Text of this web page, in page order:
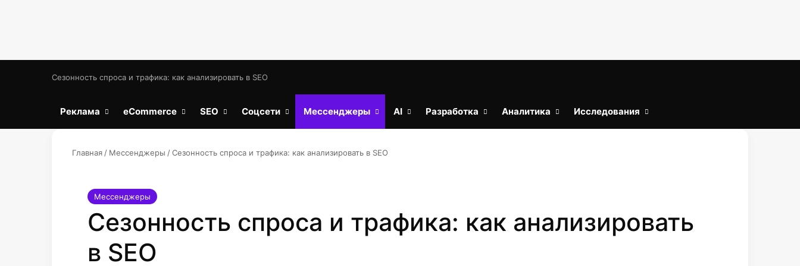
Сезонность спроса и трафика: как анализировать в SEO
Реклама eCommerce SEO Соцсети Мессенджеры AI Разработка Аналитика Исследования
Главная / Мессенджеры /Сезонность спроса и трафика: как анализировать в SEO
Мессенджеры
Сезонность спроса и трафика: как анализировать
в SEO